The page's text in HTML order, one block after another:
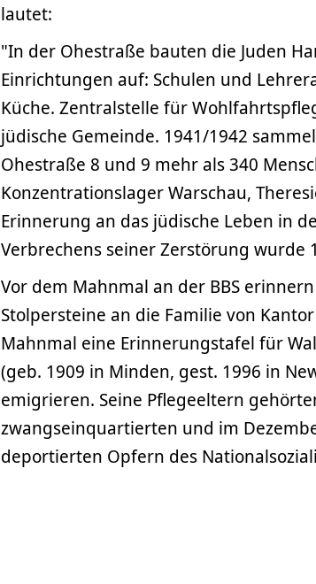
lautet:
"In der Ohestraße bauten die Juden
Einrichtungen auf: Schulen und
Küche. Zentralstelle für
jüdische Gemeinde. 1941/1942
Ohestraße 8 und 9 mehr als 340
Konzentrationslager Warschau,
Erinnerung an das jüdische Leben in
Verbrechens seiner Zerstörung wurde
Vor dem Mahnmal an der BBS
Stolpersteine an die Familie von
Mahnmal eine Erinnerungstafel für
(geb. 1909 in Minden, gest. 1996 in
emigrieren. Seine Pflegeeltern
zwangseinquartierten und im
deportierten Opfern des